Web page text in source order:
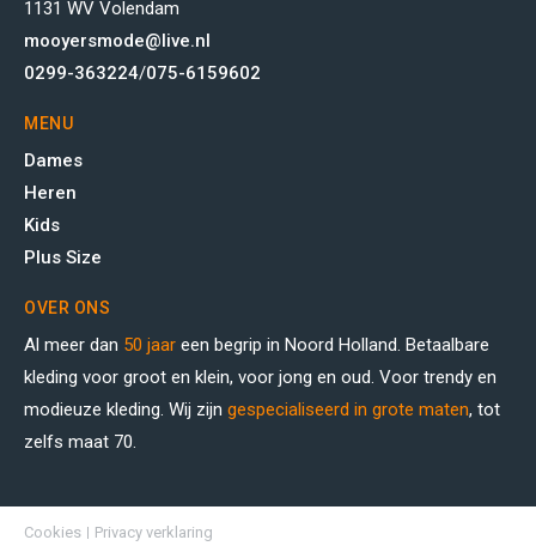
1131 WV Volendam
mooyersmode@live.nl
0299-363224/075-6159602
MENU
Dames
Heren
Kids
Plus Size
OVER ONS
Al meer dan 50 jaar een begrip in Noord Holland. Betaalbare
kleding voor groot en klein, voor jong en oud. Voor trendy en
modieuze kleding. Wij zijn gespecialiseerd in grote maten, tot
zelfs maat 70.
Cookies Privacy verklaring